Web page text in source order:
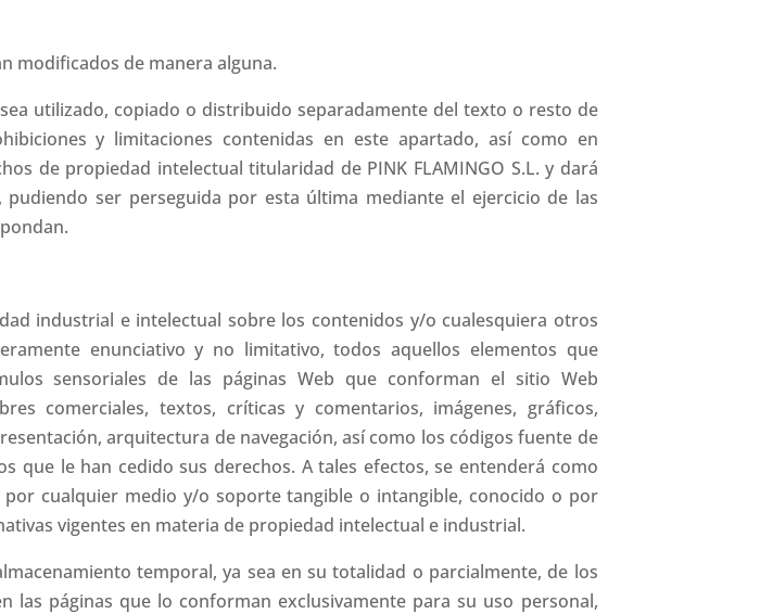
modificados de manera alguna.
utilizado, copiado o distribuido separadamente del texto o resto de
y limitaciones contenidas en este apartado, así como en
de propiedad intelectual titularidad de PINK FLAMINGO S.L. y dará
ser perseguida por esta última mediante el ejercicio de las
industrial e intelectual sobre los contenidos y/o cualesquiera otros
enunciativo y no limitativo, todos aquellos elementos que
sensoriales de las páginas Web que conforman el sitio Web
comerciales, textos, críticas y comentarios, imágenes, gráficos,
arquitectura de navegación, así como los códigos fuente de
que le han cedido sus derechos. A tales efectos, se entenderá como
cualquier medio y/o soporte tangible o intangible, conocido o por
vigentes en materia de propiedad intelectual e industrial.
temporal, ya sea en su totalidad o parcialmente, de los
páginas que lo conforman exclusivamente para su uso personal,